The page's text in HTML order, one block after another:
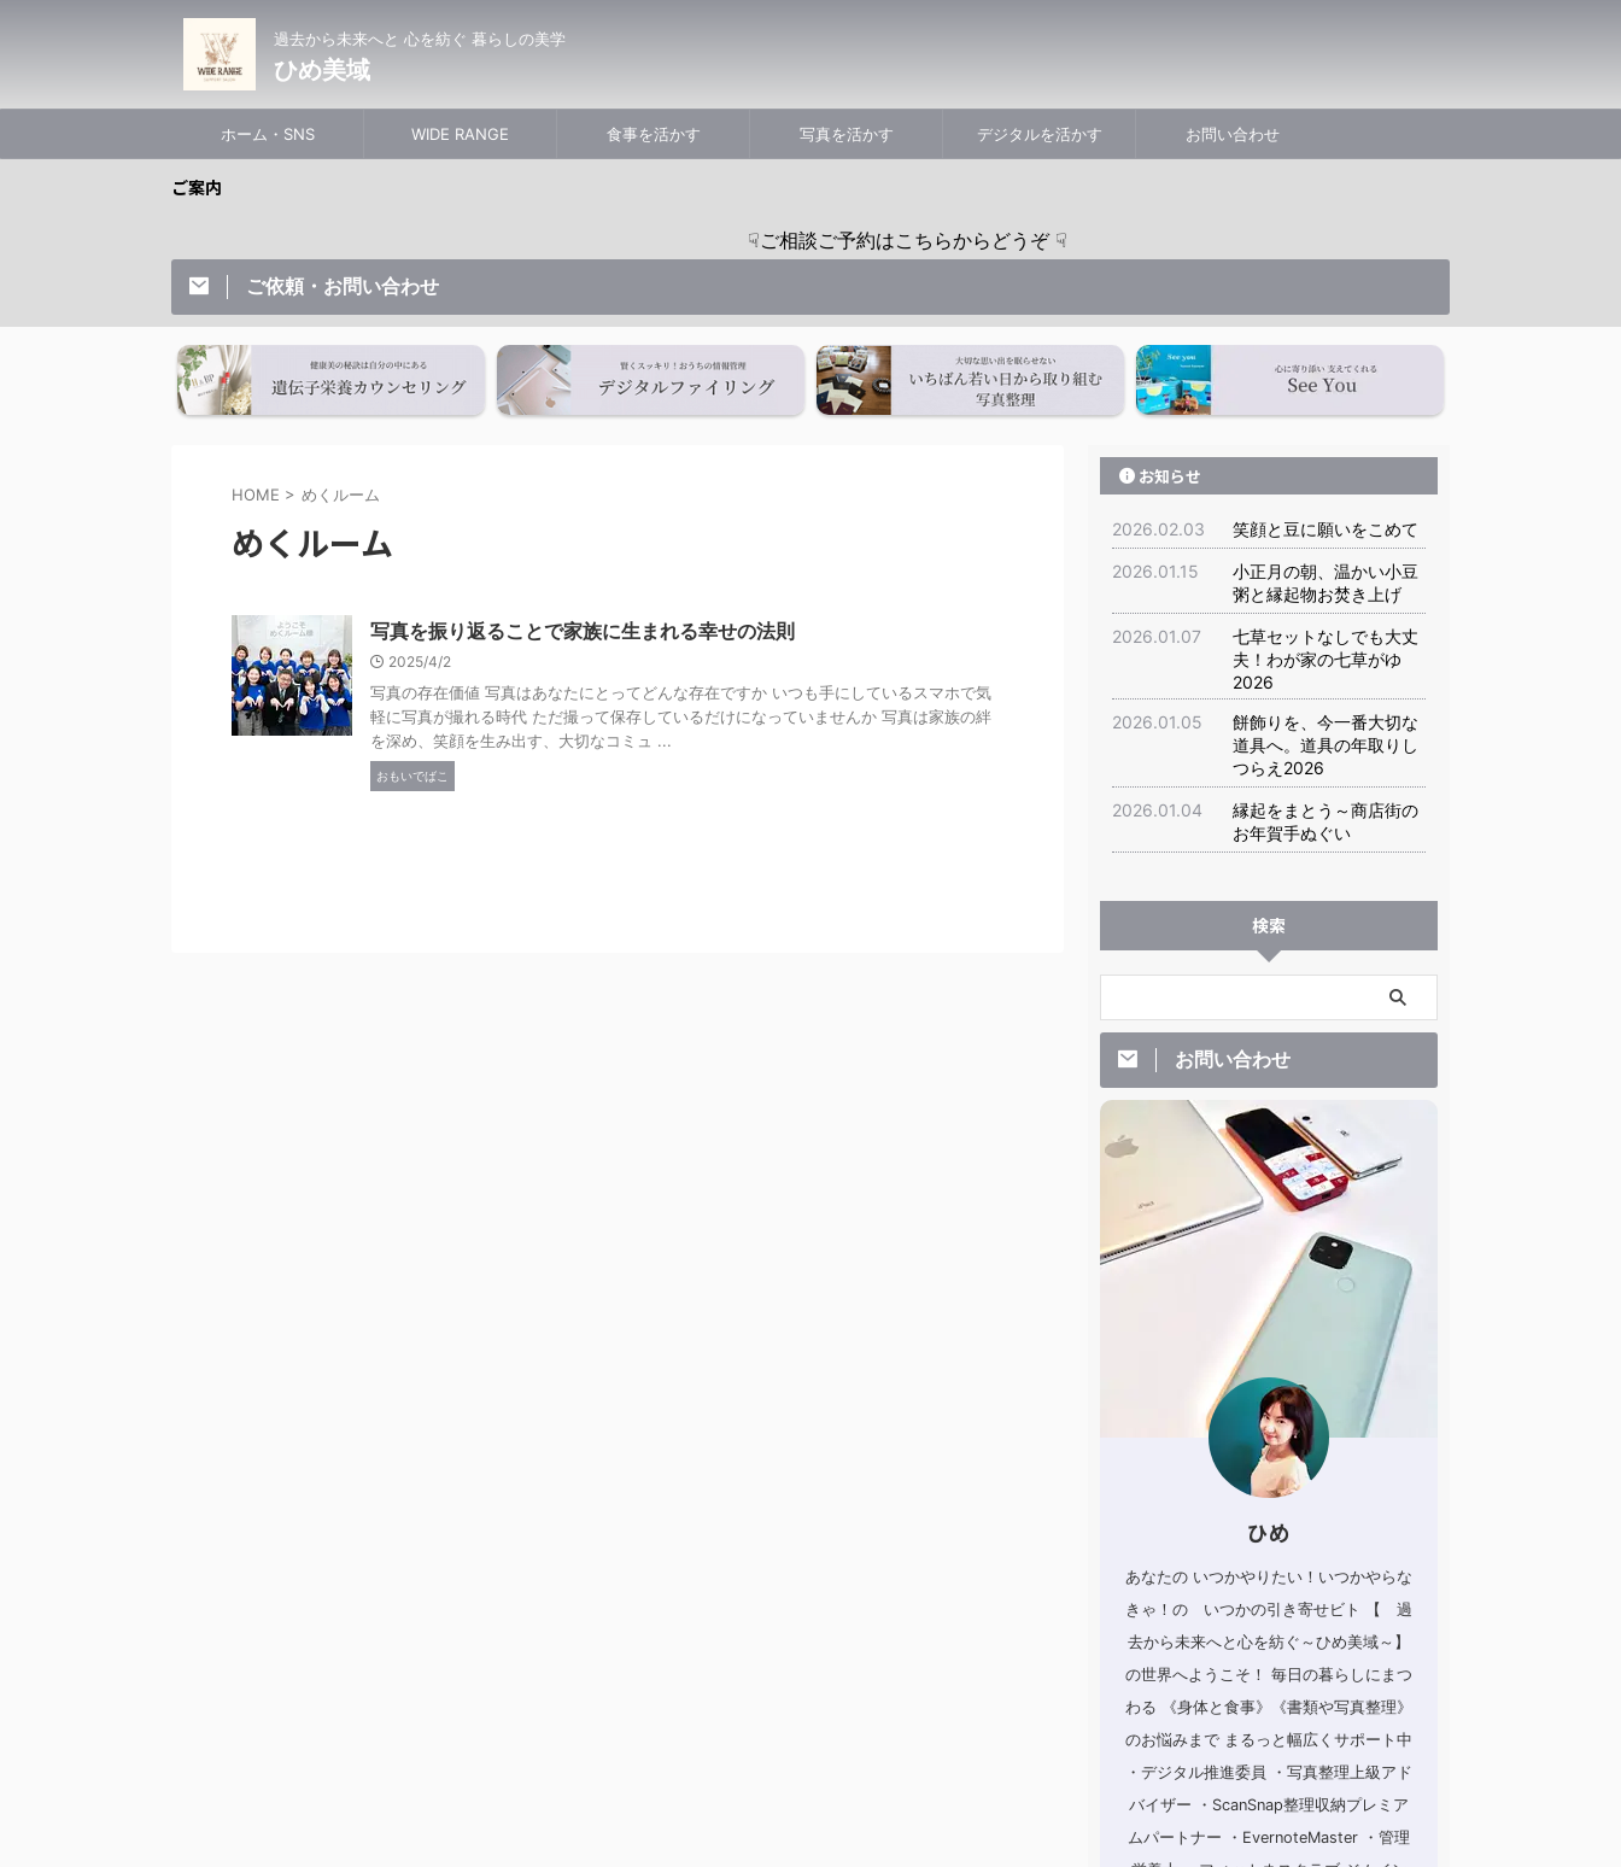
過去から未来へと 心を紡ぐ 暮らしの美学
ひめ美域
ホーム・SNS WIDE RANGE 食事を活かす 写真を活かす デジタルを活かす お問い合わせ
ご案内
☟ご相談ご予約はこちらからどうぞ ☟
ご依頼・お問い合わせ
HOME > めくルーム
めくルーム
写真を振り返ることで家族に生まれる幸せの法則
2025/4/2
写真の存在価値 写真はあなたにとってどんな存在ですか いつも手にしているスマホで気
軽に写真が撮れる時代 ただ撮って保存しているだけになっていませんか 写真は家族の絆
を深め、笑顔を生み出す、大切なコミュ ...
おもいでばこ
お知らせ
2026.02.03 笑顔と豆に願いをこめて
2026.01.15
小正月の朝、温かい小豆
粥と縁起物お焚き上げ
2026.01.07
七草セットなしでも大丈
夫！わが家の七草がゆ
2026
2026.01.05
餅飾りを、今一番大切な
道具へ。道具の年取りし
つらえ2026
2026.01.04
縁起をまとう～商店街の
お年賀手ぬぐい
検索
お問い合わせ
ひめ
あなたの いつかやりたい！いつかやらな
きゃ！の いつかの引き寄せビト 【 過
去から未来へと心を紡ぐ～ひめ美域～】
の世界へようこそ！ 毎日の暮らしにまつ
わる 《身体と食事》《書類や写真整理》
のお悩みまで まるっと幅広くサポート中
・デジタル推進委員 ・写真整理上級アド
バイザー ・ScanSnap整理収納プレミア
ムパートナー ・EvernoteMaster ・管理